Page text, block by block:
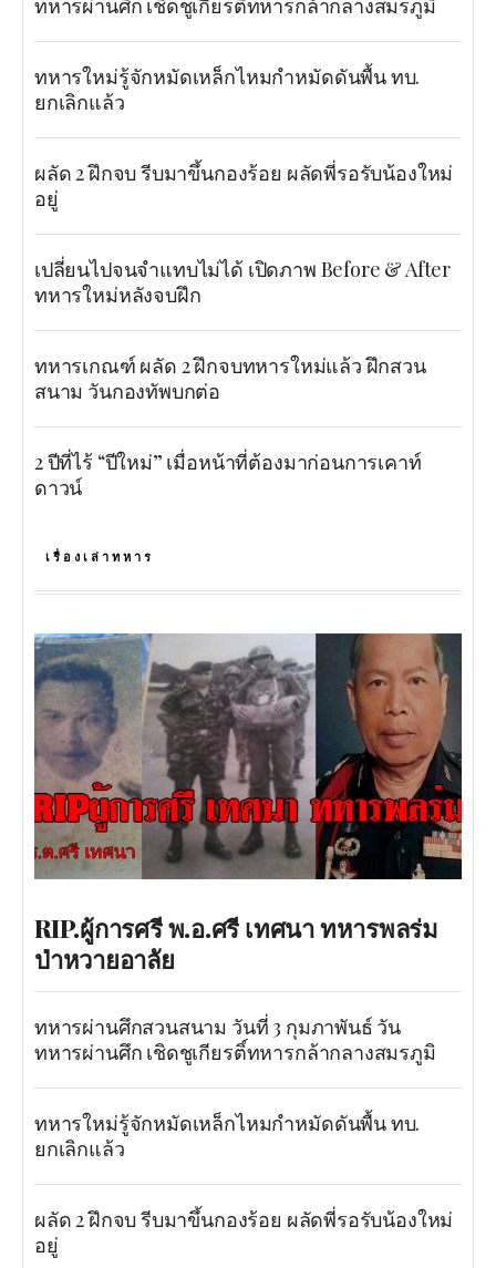
ทหารใหม่รู้จักหมัดเหล็กไหมกำหมัดดันพื้น ทบ.
ยกเลิกแล้ว
ผลัด 2 ฝึกจบ รีบมาขึ้นกองร้อย ผลัดพี่รอรับน้องใหม่
อยู่
เปลี่ยนไปจนจำแทบไม่ได้ เปิดภาพ Before & After
ทหารใหม่หลังจบฝึก
ทหารเกณฑ์ ผลัด 2 ฝึกจบทหารใหม่แล้ว ฝึกสวน
สนาม วันกองทัพบกต่อ
2 ปีที่ไร้ “ปีใหม่” เมื่อหน้าที่ต้องมาก่อนการเคาท์
ดาวน์
เรื่องเล่าทหาร
RIP.ผู้การศรี พ.อ.ศรี เทศนา ทหารพลร่ม
ป่าหวายอาลัย
ทหารผ่านศึกสวนสนาม วันที่ 3 กุมภาพันธ์ วัน
ทหารผ่านศึก เชิดชูเกียรติ์ทหารกล้ากลางสมรภูมิ
ทหารใหม่รู้จักหมัดเหล็กไหมกำหมัดดันพื้น ทบ.
ยกเลิกแล้ว
ผลัด 2 ฝึกจบ รีบมาขึ้นกองร้อย ผลัดพี่รอรับน้องใหม่
อยู่